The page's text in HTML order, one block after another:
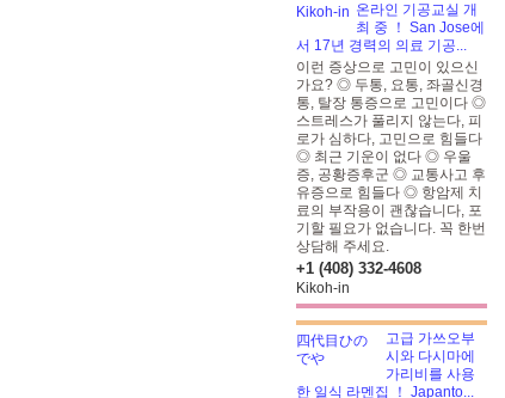
온라인 기공교실 개
최 중 ！ San Jose에
서 17년 경력의 의료 기공...
이런 증상으로 고민이 있으신
가요? ◎ 두통, 요통, 좌골신경
통, 탈장 통증으로 고민이다 ◎
스트레스가 풀리지 않는다, 피
로가 심하다, 고민으로 힘들다
◎ 최근 기운이 없다 ◎ 우울
증, 공황증후군 ◎ 교통사고 후
유증으로 힘들다 ◎ 항암제 치
료의 부작용이 괜찮습니다, 포
기할 필요가 없습니다. 꼭 한번
상담해 주세요.
+1 (408) 332-4608
Kikoh-in
고급 가쓰오부
시와 다시마에
가리비를 사용
한 일식 라멘집 ！ Japanto...